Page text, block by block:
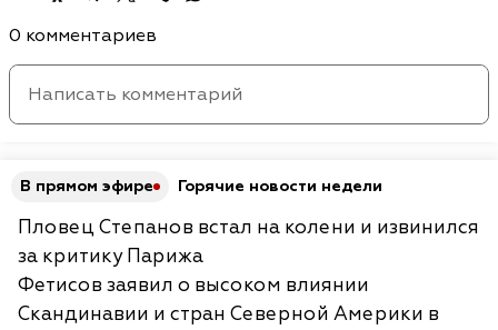
0 комментариев
В прямом эфире Горячие новости недели
Пловец Степанов встал на колени и извинился
за критику Парижа
Фетисов заявил о высоком влиянии
Скандинавии и стран Северной Америки в